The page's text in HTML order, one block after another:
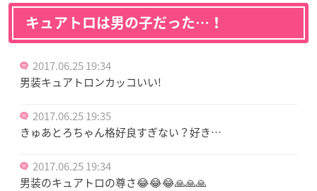
キュアトロは男の子だった…！
2017.06.25 19:34
男装キュアトロンカッコいい!
2017.06.25 19:35
きゅあとろちゃん格好良すぎない？好き…
2017.06.25 19:34
男装のキュアトロの尊さ😂😂😂🙏🙏🙏